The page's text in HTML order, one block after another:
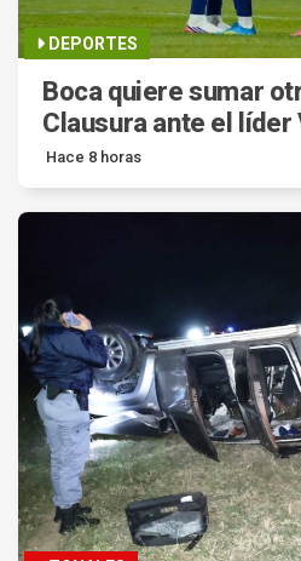
DEPORTES
Boca quiere sumar
Clausura ante el líder
Hace 8 horas